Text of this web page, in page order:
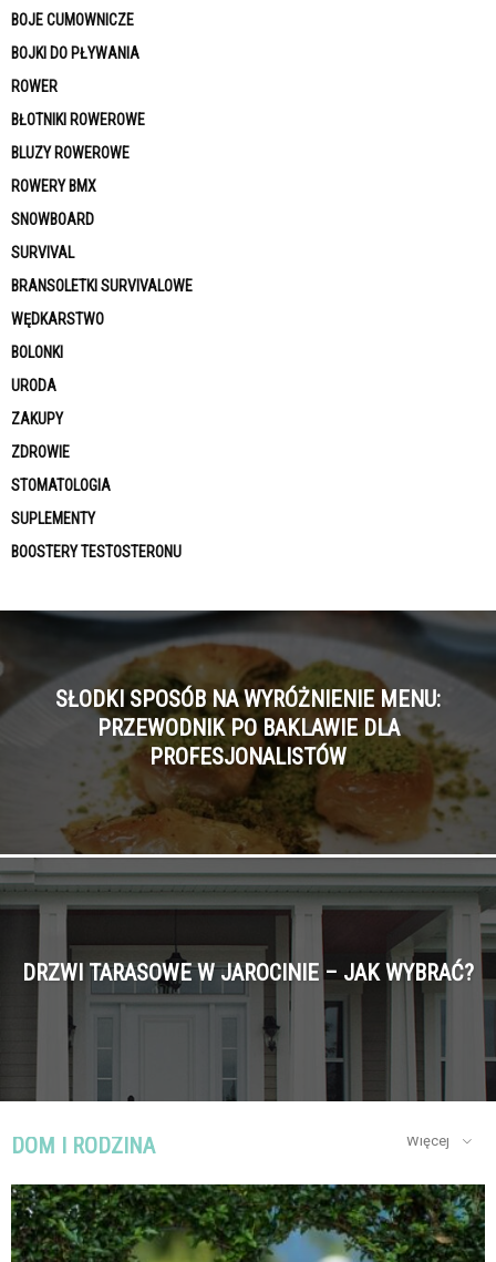
BOJE CUMOWNICZE
BOJKI DO PŁYWANIA
ROWER
BŁOTNIKI ROWEROWE
BLUZY ROWEROWE
ROWERY BMX
SNOWBOARD
SURVIVAL
BRANSOLETKI SURVIVALOWE
WĘDKARSTWO
BOLONKI
URODA
ZAKUPY
ZDROWIE
STOMATOLOGIA
SUPLEMENTY
BOOSTERY TESTOSTERONU
SŁODKI SPOSÓB NA WYRÓŻNIENIE MENU:
PRZEWODNIK PO BAKLAWIE DLA
PROFESJONALISTÓW
DRZWI TARASOWE W JAROCINIE – JAK WYBRAĆ?
DOM I RODZINA Więcej